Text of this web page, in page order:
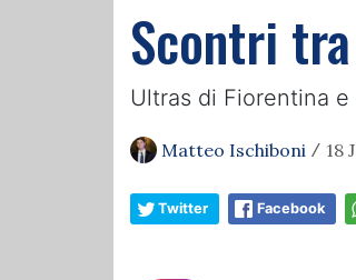
Scontri
Ultras di Fiorentina e
Matteo Ischiboni / 18
Twitter Facebook